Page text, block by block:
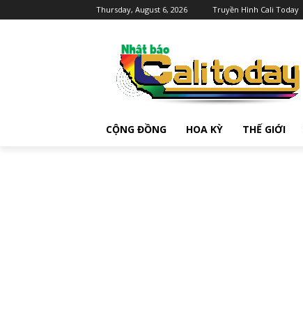
Thursday, August 6, 2026 Truyền Hình Cali Today
CỘNG ĐỒNG HOA KỲ THẾ GIỚI